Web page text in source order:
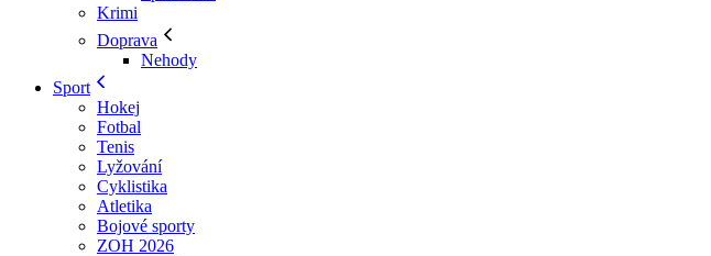
Krimi
Doprava
Nehody
Sport
Hokej
Fotbal
Tenis
Lyžování
Cyklistika
Atletika
Bojové sporty
ZOH 2026